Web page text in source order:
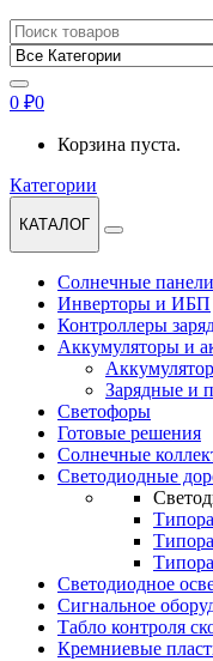
Найти:
0 ₽0
Корзина пуста.
Категории
КАТАЛОГ
Солнечные панели
Инверторы и ИБП
Контроллеры
Аккумуляторы и
Зарядные и
Светофоры
Готовые решения
Солнечные
Светодиодные
Светодиодное
Сигнальное
Табло контроля
Кремниевые